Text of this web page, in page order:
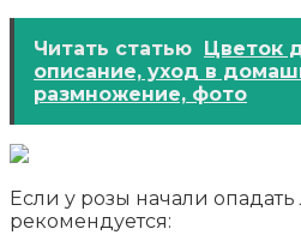
Читать статью Цветок
описание, уход в
размножение, фото
Если у розы начали опадать
рекомендуется: